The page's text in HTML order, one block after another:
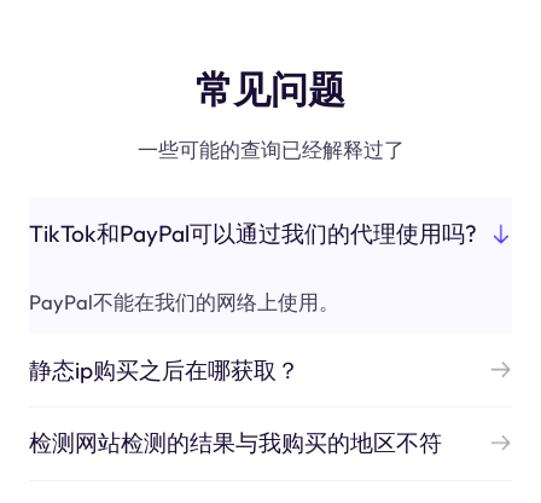
常见问题
一些可能的查询已经解释过了
TikTok和PayPal可以通过我们的代理使用吗?
PayPal不能在我们的网络上使用。
静态ip购买之后在哪获取？
检测网站检测的结果与我购买的地区不符